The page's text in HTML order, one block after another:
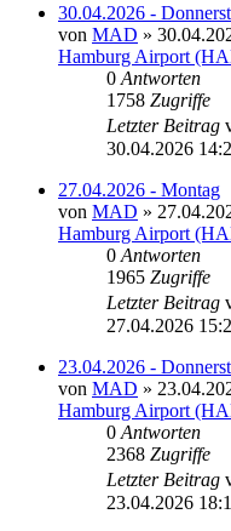
30.04.2026 -
von MAD »
Hamburg Airport
0 Antworten
1758 Zugriffe
Letzter Beitrag
30.04.2026
27.04.2026 - Montag
von MAD »
Hamburg Airport
0 Antworten
1965 Zugriffe
Letzter Beitrag
27.04.2026
23.04.2026 -
von MAD »
Hamburg Airport
0 Antworten
2368 Zugriffe
Letzter Beitrag
23.04.2026